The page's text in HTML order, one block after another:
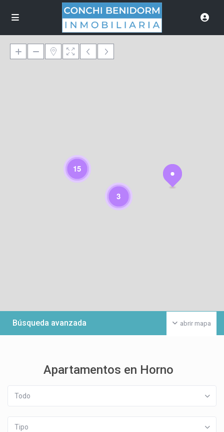
3
15
abrir mapa
Búsqueda avanzada
Apartamentos en Horno
Todo
Tipo